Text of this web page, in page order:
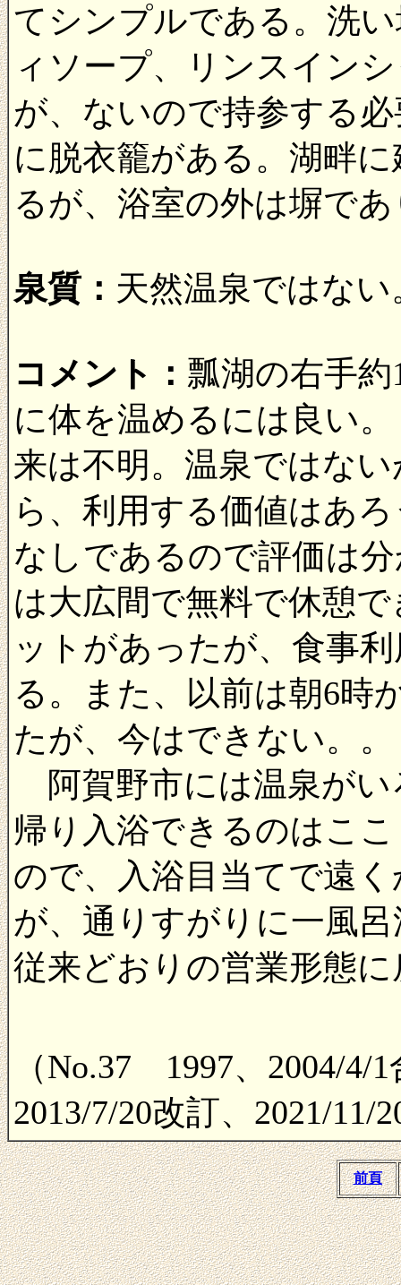
てシンプルである。洗
ィソープ、リンスイン
が、ないので持参する
に脱衣籠がある。湖畔
るが、浴室の外は塀で
泉質： 天然温泉ではない
コメント： 瓢湖の右手
に体を温めるには良い
来は不明。温泉ではな
ら、利用する価値はあ
なしであるので評価は
は大広間で無料で休憩
ットがあったが、食事
る。また、以前は朝6時
たが、今はできない。。
阿賀野市には温泉がい
帰り入浴できるのはこ
ので、入浴目当てで遠
が、通りすがりに一風
従来どおりの営業形態
（No.37 1997、2004/4/
2013/7/20改訂、2021/11/
前頁